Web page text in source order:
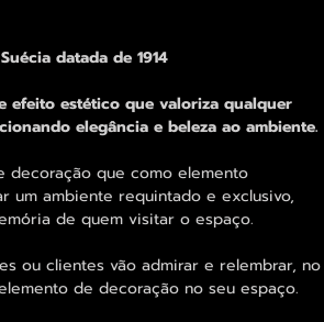
datada de 1914
efeito estético que valoriza qualquer
elegância e beleza ao ambiente.
decoração que como elemento
um ambiente requintado e exclusivo,
de quem visitar o espaço.
ou clientes vão admirar e relembrar, no
de decoração no seu espaço.